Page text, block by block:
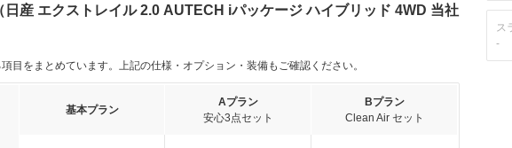
日産 エクストレイル 2.0 AUTECH iパッケージ ハイブリッド 4WD 当社
目をまとめています。上記の仕様・オプション・装備もご確認ください。
基本プラン
Aプラン
安心3点セット
Bプラン
Clean Air セット
ス
-